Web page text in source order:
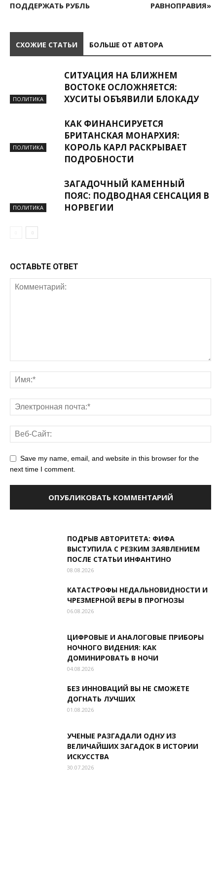
ПОДДЕРЖАТЬ РУБЛЬ РАВНОПРАВИЯ»
СХОЖИЕ СТАТЬИ БОЛЬШЕ ОТ АВТОРА
ПОЛИТИКА
СИТУАЦИЯ НА БЛИЖНЕМ
ВОСТОКЕ ОСЛОЖНЯЕТСЯ:
ХУСИТЫ ОБЪЯВИЛИ БЛОКАДУ
ПОЛИТИКА
КАК ФИНАНСИРУЕТСЯ
БРИТАНСКАЯ МОНАРХИЯ:
КОРОЛЬ КАРЛ РАСКРЫВАЕТ
ПОДРОБНОСТИ
ПОЛИТИКА
ЗАГАДОЧНЫЙ КАМЕННЫЙ
ПОЯС: ПОДВОДНАЯ СЕНСАЦИЯ В
НОРВЕГИИ
ОСТАВЬТЕ ОТВЕТ
Save my name, email, and website in this browser for the
next time I comment.
ПОДРЫВ АВТОРИТЕТА: ФИФА
ВЫСТУПИЛА С РЕЗКИМ ЗАЯВЛЕНИЕМ
ПОСЛЕ СТАТЬИ ИНФАНТИНО
08.08.2026
КАТАСТРОФЫ НЕДАЛЬНОВИДНОСТИ И
ЧРЕЗМЕРНОЙ ВЕРЫ В ПРОГНОЗЫ
06.08.2026
ЦИФРОВЫЕ И АНАЛОГОВЫЕ ПРИБОРЫ
НОЧНОГО ВИДЕНИЯ: КАК
ДОМИНИРОВАТЬ В НОЧИ
04.08.2026
БЕЗ ИННОВАЦИЙ ВЫ НЕ СМОЖЕТЕ
ДОГНАТЬ ЛУЧШИХ
01.08.2026
УЧЕНЫЕ РАЗГАДАЛИ ОДНУ ИЗ
ВЕЛИЧАЙШИХ ЗАГАДОК В ИСТОРИИ
ИСКУССТВА
30.07.2026